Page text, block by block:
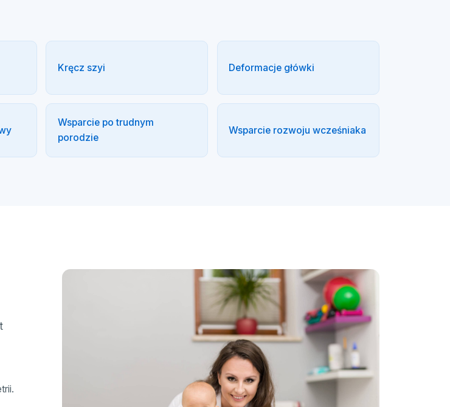
Kręcz szyi Deformacje główki
Wsparcie po trudnym
porodzie
Wsparcie rozwoju wcześniaka